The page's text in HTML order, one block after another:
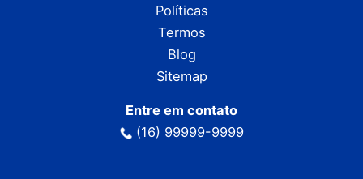
Políticas
Termos
Blog
Sitemap
Entre em contato
(16) 99999-9999